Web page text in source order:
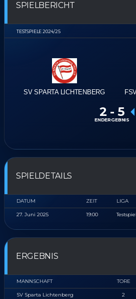
SPIELBERICHT
TESTSPIELE 2024/25
SV SPARTA LICHTENBERG
2 - 5
ENDERGEBNIS
SPIELDETAILS
DATUM ZEIT LIGA
27. Juni 2025 19:00
ERGEBNIS
MANNSCHAFT TORE
SV Sparta Lichtenberg 2